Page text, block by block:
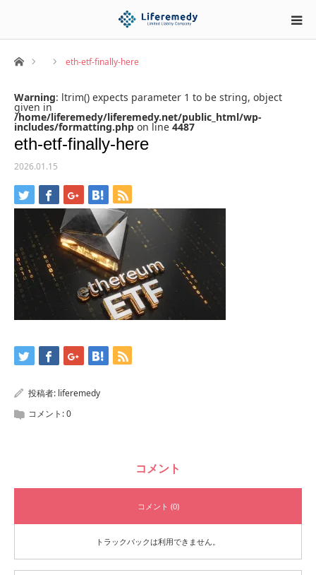
ホーム eth-etf-finally-here
Warning: ltrim() expects parameter 1 to be string, object
given in
/home/liferemedy/liferemedy.net/public_html/wp-
includes/formatting.php on line 4487
eth-etf-finally-here
2026.01.15
投稿者: liferemedy
コメント:0
コメント
コメント (0)
トラックバックは利用できません。